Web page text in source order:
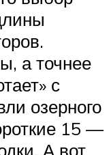
а точнее
с
озерного
15 —
А вот